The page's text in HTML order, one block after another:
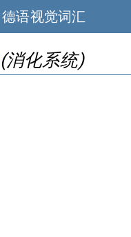
德语视觉词汇
(消化系统)